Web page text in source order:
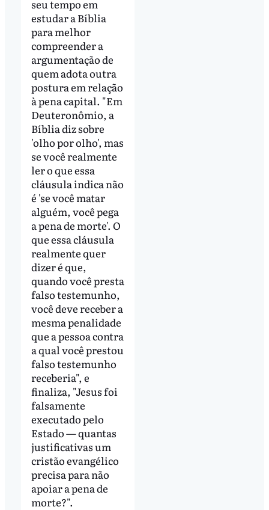
seu tempo em
estudar a Bíblia
para melhor
compreender a
argumentação de
quem adota outra
postura em relação
à pena capital. "Em
Deuteronômio, a
Bíblia diz sobre
'olho por olho', mas
se você realmente
ler o que essa
cláusula indica não
é 'se você matar
alguém, você pega
a pena de morte'. O
que essa cláusula
realmente quer
dizer é que,
quando você presta
falso testemunho,
você deve receber a
mesma penalidade
que a pessoa contra
a qual você prestou
falso testemunho
receberia", e
finaliza, "Jesus foi
falsamente
executado pelo
Estado—quantas
justificativas um
cristão evangélico
precisa para não
apoiar a pena de
morte?".